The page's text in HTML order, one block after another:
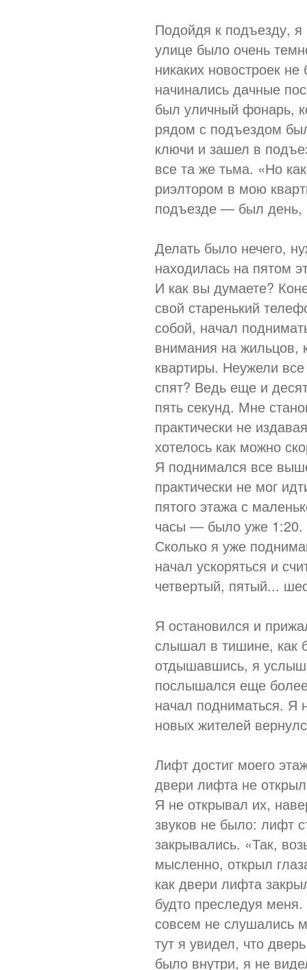
Подойдя к подъезду,
улице было очень
никаких новостроек
начинались дачные
был уличный фонарь,
рядом с подъездом
ключи и зашел в
все та же тьма. «Но
риэлтором в мою
подъезде — был день,
Делать было нечего,
находилась на пятом
И как вы думаете?
свой старенький
собой, начал
внимания на жильцов,
квартиры. Неужели
спят? Ведь еще и
пять секунд. Мне
практически не
хотелось как можно
Я поднимался все
практически не мог
пятого этажа с
часы — было уже
Сколько я уже
начал ускоряться и
четвертый, пятый...
Я остановился и
слышал в тишине, как
отдышавшись, я
послышался еще
начал подниматься. Я
новых жителей
Лифт достиг моего
двери лифта не
Я не открывал их,
звуков не было: лифт
закрывались. «Так,
мысленно, открыл
как двери лифта
будто преследуя
совсем не слушались
тут я увидел, что
было внутри, я не